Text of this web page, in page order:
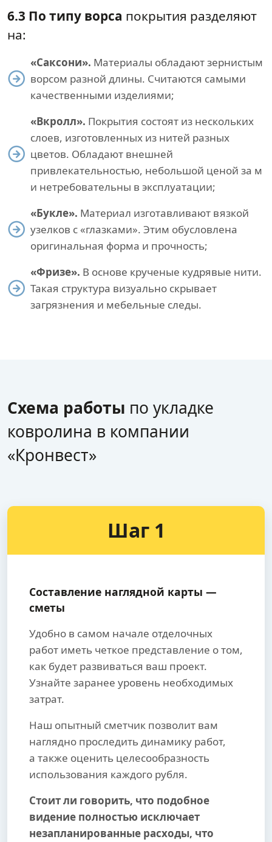
6.3 По типу ворса покрытия разделяют
на:
«Саксони». Материалы обладают зернистым
ворсом разной длины. Считаются самыми
качественными изделиями;
«Вкролл». Покрытия состоят из нескольких
слоев, изготовленных из нитей разных
цветов. Обладают внешней
привлекательностью, небольшой ценой за м
и нетребовательны в эксплуатации;
«Букле». Материал изготавливают вязкой
узелков с «глазками». Этим обусловлена
оригинальная форма и прочность;
«Фризе». В основе крученые кудрявые нити.
Такая структура визуально скрывает
загрязнения и мебельные следы.
Схема работы по укладке
ковролина в компании
«Кронвест»
Шаг 1
Составление наглядной карты —
сметы
Удобно в самом начале отделочных
работ иметь четкое представление о том,
как будет развиваться ваш проект.
Узнайте заранее уровень необходимых
затрат.
Наш опытный сметчик позволит вам
наглядно проследить динамику работ,
а также оценить целесообразность
использования каждого рубля.
Стоит ли говорить, что подобное
видение полностью исключает
незапланированные расходы, что